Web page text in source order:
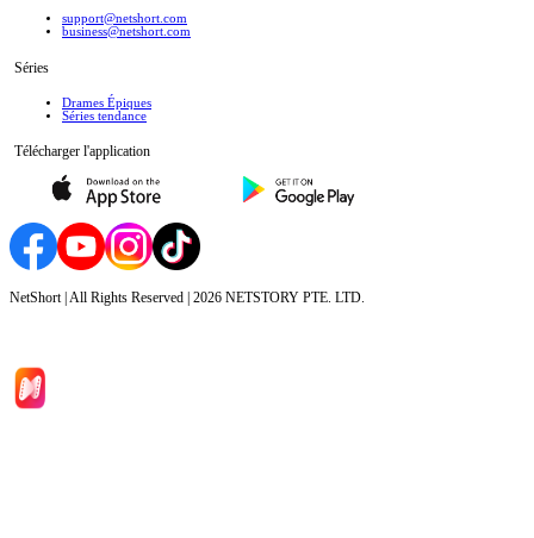
support@netshort.com
business@netshort.com
Séries
Drames Épiques
Séries tendance
Télécharger l'application
NetShort | All Rights Reserved | 2026 NETSTORY PTE. LTD.